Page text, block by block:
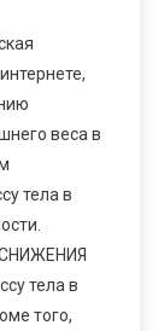
веса в
тела в
тела в
того,